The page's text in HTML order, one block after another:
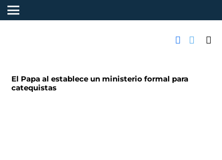
El Papa al establece un ministerio formal para
catequistas